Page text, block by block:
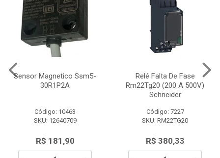
Sensor Magnetico Ssm5-
30R1P2A
Código: 10463
SKU: 12640709
R$ 181,90
Relé Falta De Fase
Rm22Tg20 (200 A 500V)
Schneider
Código: 7227
SKU: RM22TG20
R$ 380,33